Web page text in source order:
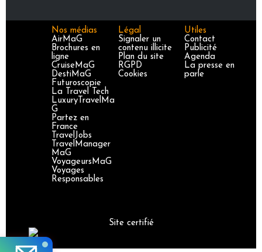
Nos médias
AirMaG
Brochures en
ligne
CruiseMaG
DestiMaG
Futuroscopie
La Travel Tech
LuxuryTravelMa
G
Partez en
France
TravelJobs
TravelManager
MaG
VoyageursMaG
Voyages
Responsables
Légal
Signaler un
contenu illicite
Plan du site
RGPD
Cookies
Utiles
Contact
Publicité
Agenda
La presse en
parle
Site certifié